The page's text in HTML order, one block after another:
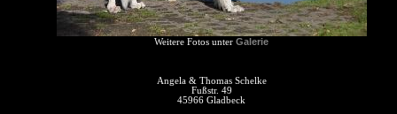
Weitere Fotos unter Galerie
Angela & Thomas Schelke
Fußstr. 49
45966 Gladbeck